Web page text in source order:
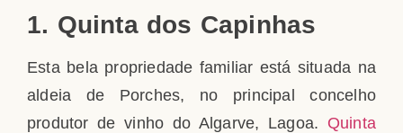
1. Quinta dos Capinhas
Esta bela propriedade familiar está situada na
aldeia de Porches, no principal concelho
produtor de vinho do Algarve, Lagoa. Quinta